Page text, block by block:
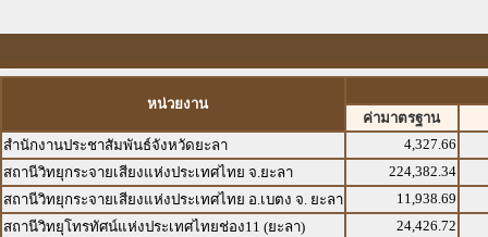
หน่วยงาน
ค่ามาตรฐาน
สำนักงานประชาสัมพันธ์จังหวัดยะลา
4,327.66
สถานีวิทยุกระจายเสียงแห่งประเทศไทย จ.ยะลา
224,382.34
สถานีวิทยุกระจายเสียงแห่งประเทศไทย อ.เบตง จ. ยะลา
11,938.69
สถานีวิทยุโทรทัศน์แห่งประเทศไทยช่อง11 (ยะลา)
24,426.72